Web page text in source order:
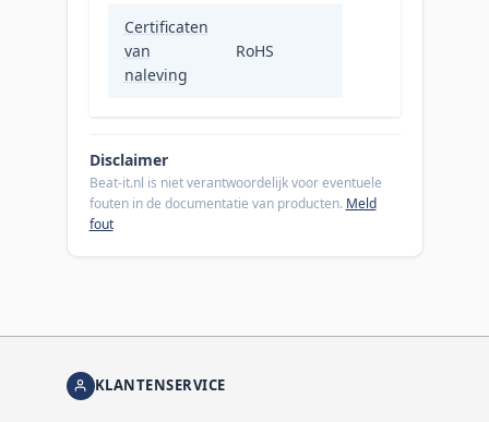
Certificaten
van
naleving
RoHS
Disclaimer
Beat-it.nl is niet verantwoordelijk voor eventuele
fouten in de documentatie van producten. Meld
fout
KLANTENSERVICE